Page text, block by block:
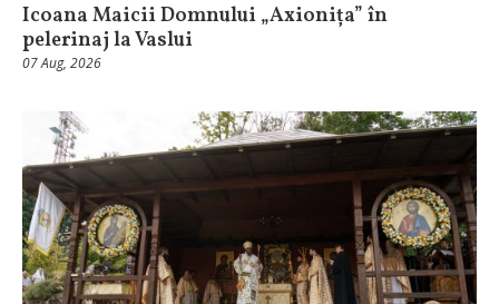
Icoana Maicii Domnului „Axionița” în
pelerinaj la Vaslui
07 Aug, 2026